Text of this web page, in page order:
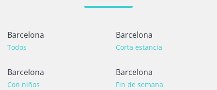
Barcelona
Todos
Barcelona
Corta estancia
Barcelona
Con niños
Barcelona
Fin de semana